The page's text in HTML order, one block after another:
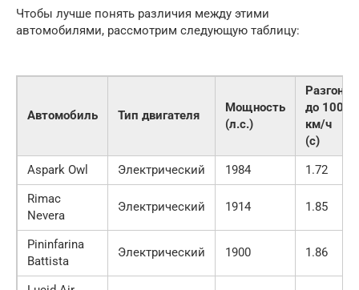
Чтобы лучше понять различия между этими
автомобилями, рассмотрим следующую таблицу:
Автомобиль Тип двигателя
Мощность
(л.с.)
Разгон
до 100
км/ч
(с)
Aspark Owl
Электрический 1984
1.72
Rimac
Nevera
Электрический 1914 1.85
Pininfarina
Battista
Электрический 1900 1.86